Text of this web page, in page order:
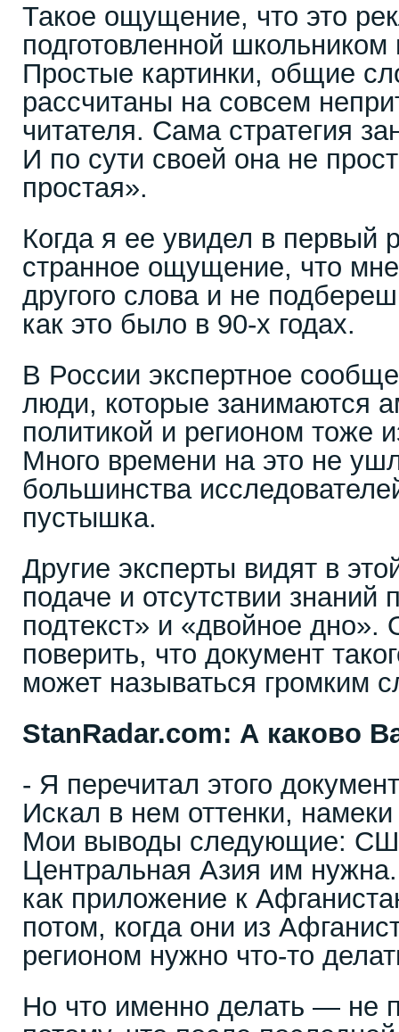
Такое ощущение, что это
подготовленной
Простые картинки, общие
рассчитаны на совсем
читателя. Сама стратегия
И по сути своей она не
простая».
Когда я ее увидел в первый
странное ощущение, что
другого слова и не
как это было в 90-х годах.
В России экспертное
люди, которые занимаются
политикой и регионом тоже
Много времени на это не
большинства
пустышка.
Другие эксперты видят в
подаче и отсутствии знаний
подтекст» и «двойное дно».
поверить, что документ
может называться громким
StanRadar.com: А каково
- Я перечитал этого
Искал в нем оттенки,
Мои выводы следующие:
Центральная Азия им
как приложение к
потом, когда они из
регионом нужно что-то
Но что именно делать — не